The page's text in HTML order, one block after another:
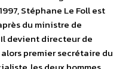
Stéphane Le Foll est
du ministre de
Il devient directeur de
premier secrétaire du